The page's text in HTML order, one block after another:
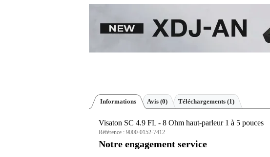
Informations Avis (0) Téléchargements (1)
Visaton SC 4.9 FL - 8 Ohm haut-parleur 1 à 5 pouces
Référence : 9000-0152-7412
Notre engagement service